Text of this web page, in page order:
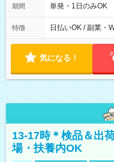
～9/19のみ下記シフ
00
期間 単発・1日のみOK
特徴 日払いOK / 副業・
気になる！
13-17時＊検品＆出
場・扶養内OK